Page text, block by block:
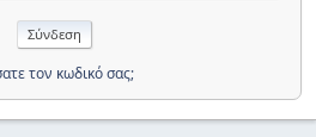
τον κωδικό σας;